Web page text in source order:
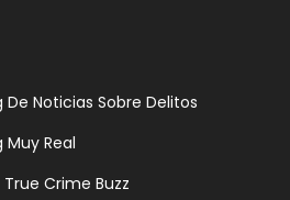
Noticias Sobre Delitos
Real
Crime Buzz